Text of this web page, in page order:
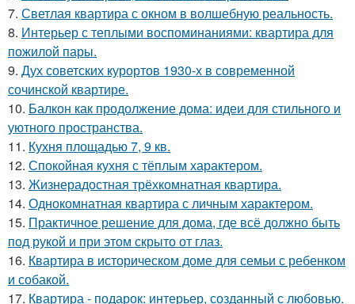
7. Светлая квартира с окном в волшебную реальность.
8. Интерьер с теплыми воспоминаниями: квартира для
пожилой пары.
9. Дух советских курортов 1930-х в современной
сочинской квартире.
10. Балкон как продолжение дома: идеи для стильного и
уютного пространства.
11. Кухня площадью 7, 9 кв.
12. Спокойная кухня с тёплым характером.
13. Жизнерадостная трёхкомнатная квартира.
14. Однокомнатная квартира с личным характером.
15. Практичное решение для дома, где всё должно быть
под рукой и при этом скрыто от глаз.
16. Квартира в историческом доме для семьи с ребенком
и собакой.
17. Квартира - подарок: интерьер, созданный с любовью.